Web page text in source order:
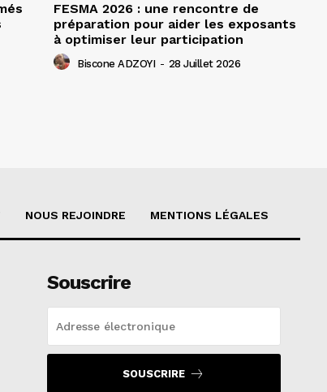
FESMA 2026 : une rencontre de
préparation pour aider les exposants
à optimiser leur participation
Biscone ADZOYI - 28 Juillet 2026
NOUS REJOINDRE MENTIONS LÉGALES
Souscrire
SOUSCRIRE